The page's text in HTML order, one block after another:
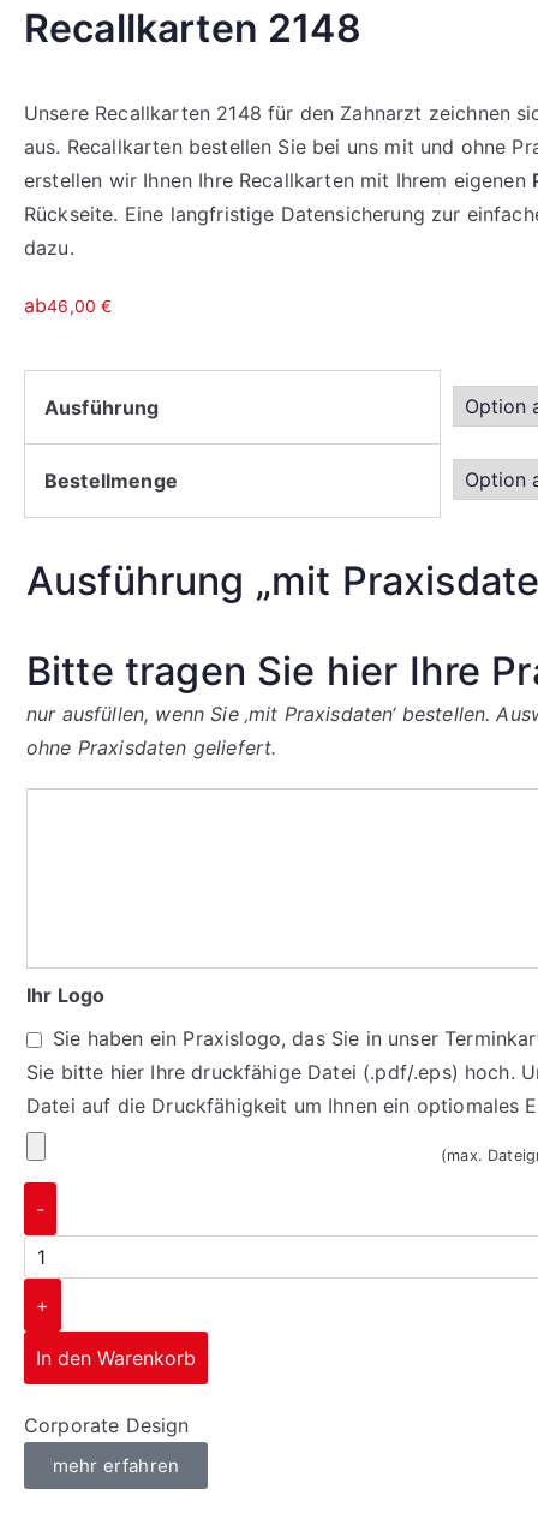
Recallkarten 2148
Unsere Recallkarten 2148 für den Zahnarzt zeichnen
aus. Recallkarten bestellen Sie bei uns mit und ohne
erstellen wir Ihnen Ihre Recallkarten mit Ihrem eigenen
Rückseite. Eine langfristige Datensicherung zur
dazu.
ab46,00€
Ausführung
Bestellmenge
Ausführung „mit
Bitte tragen Sie hier Ihre
nur ausfüllen, wenn Sie ‚mit Praxisdaten‘ bestellen.
ohne Praxisdaten geliefert.
Ihr Logo
Sie haben ein Praxislogo, das Sie in unser
Sie bitte hier Ihre druckfähige Datei (.pdf/.eps) hoch.
Datei auf die Druckfähigkeit um Ihnen ein optiomales
(max.
-
+
In den Warenkorb
Corporate Design
mehr erfahren